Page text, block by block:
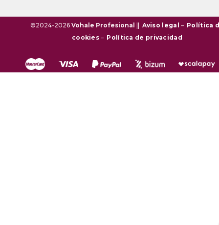
©2024-2026 Vohale Profesional Aviso legal – Política
cookies– Política de privacidad